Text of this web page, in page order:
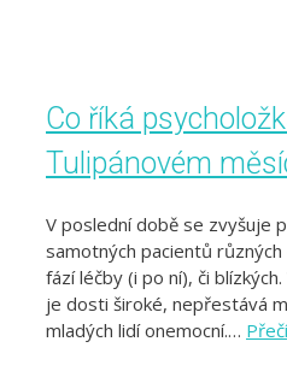
Co říká
Tulipánovém
V poslední době se zvyšuje
samotných pacientů různých
fází léčby (i po ní), či
je dosti široké, nepřestává
mladých lidí onemocní.…